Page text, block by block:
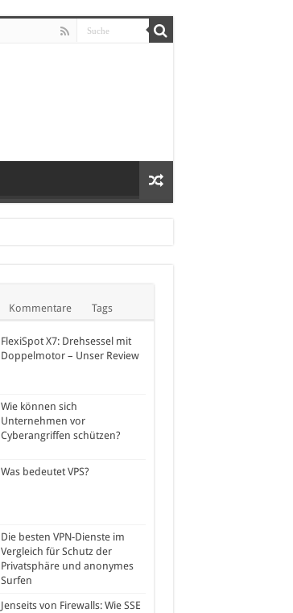
Kommentare Tags
FlexiSpot X7: Drehsessel mit
Doppelmotor – Unser Review
Wie können sich
Unternehmen vor
Cyberangriffen schützen?
Was bedeutet VPS?
Die besten VPN-Dienste im
Vergleich für Schutz der
Privatsphäre und anonymes
Surfen
Jenseits von Firewalls: Wie SSE